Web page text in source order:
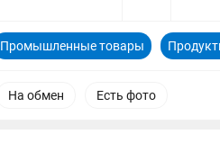
Промышленные товары
На обмен Есть фото